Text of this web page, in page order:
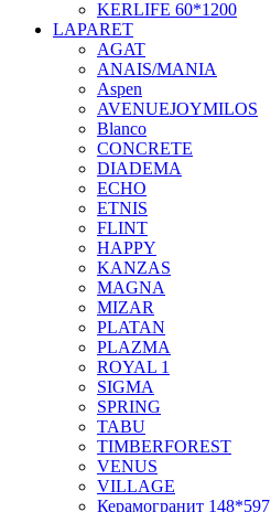
KERLIFE 60*1200
LAPARET
AGAT
ANAIS/MANIA
Aspen
AVENUEJOYMILOS
Blanco
CONCRETE
DIADEMA
ECHO
ETNIS
FLINT
HAPPY
KANZAS
MAGNA
MIZAR
PLATAN
PLAZMA
ROYAL 1
SIGMA
SPRING
TABU
TIMBERFOREST
VENUS
VILLAGE
Керамогранит 148*597